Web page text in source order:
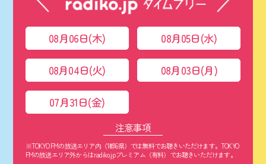
08月06日(木) 08月05日(水)
08月04日(火) 08月03日(月)
07月31日(金)
注意事項
※TOKYO FMの放送エリア内（1都6県）では無料でお聴きいただけます。TOKYO
FMの放送エリア外からはradiko.jpプレミアム（有料）でお聴きいただけます。